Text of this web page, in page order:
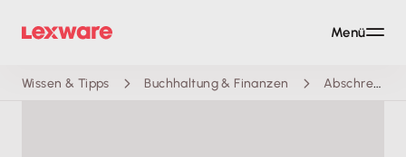
Wissen & Tipps Buchhaltung & Finanzen Abschreibungstabelle
Menü